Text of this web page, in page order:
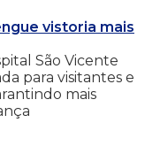
vistoria mais
São Vicente
para visitantes e
mais